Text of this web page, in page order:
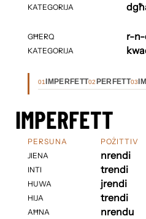
KATEGORIJA
GĦERQ
KATEGORIJA
r-
01 IMPERFETT02 PERFETT03
IMPERFETT
PERSUNA
JIENA
INTI
HUWA
HIJA
AĦNA
POŻITTIV
nrendi
trendi
jrendi
trendi
nrendu